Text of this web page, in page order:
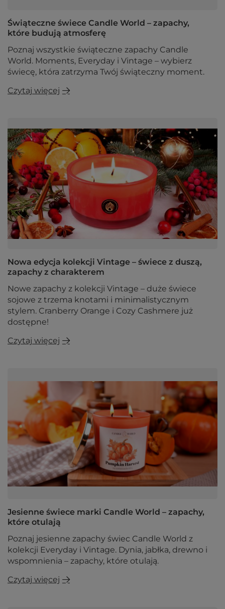
Świąteczne świece Candle World – zapachy,
które budują atmosferę
Poznaj wszystkie świąteczne zapachy Candle
World. Moments, Everyday i Vintage – wybierz
świecę, która zatrzyma Twój świąteczny moment.
Czytaj więcej
Nowa edycja kolekcji Vintage – świece z duszą,
zapachy z charakterem
Nowe zapachy z kolekcji Vintage – duże świece
sojowe z trzema knotami i minimalistycznym
stylem. Cranberry Orange i Cozy Cashmere już
dostępne!
Czytaj więcej
Jesienne świece marki Candle World – zapachy,
które otulają
Poznaj jesienne zapachy świec Candle World z
kolekcji Everyday i Vintage. Dynia, jabłka, drewno i
wspomnienia – zapachy, które otulają.
Czytaj więcej